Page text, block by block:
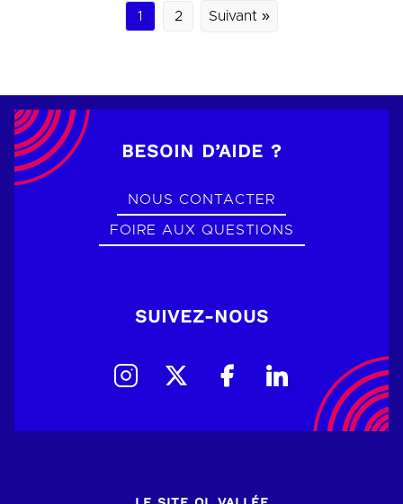
1 2 Suivant »
BESOIN D’AIDE ?
NOUS CONTACTER
FOIRE AUX QUESTIONS
SUIVEZ-NOUS